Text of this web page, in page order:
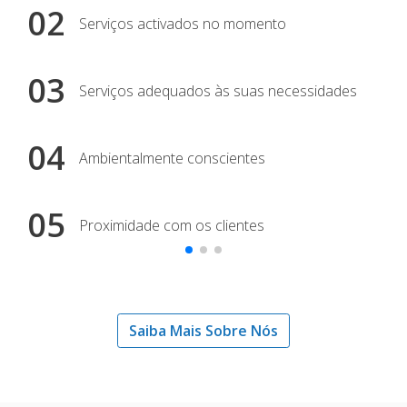
02 Serviços activados no momento
03 Serviços adequados às suas necessidades
04 Ambientalmente conscientes
05 Proximidade com os clientes
Saiba Mais Sobre Nós